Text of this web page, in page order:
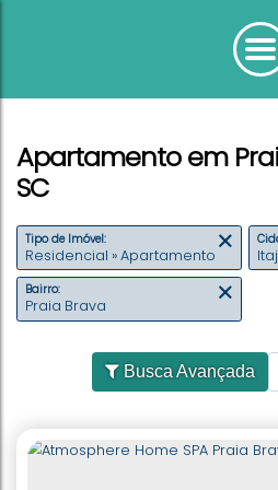
Apartamento em
SC
Tipo de Imóvel:
Residencial » Apartamento
Bairro:
Busca Avançada